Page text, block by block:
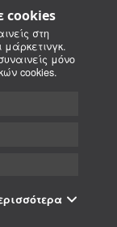
cookies
στη
μάρκετινγκ.
μόνο
cookies.